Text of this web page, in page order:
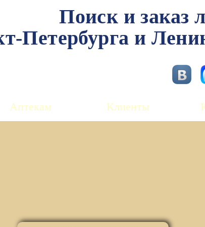
Поиск и заказ
Петербурга и
Аптекам Клиенты